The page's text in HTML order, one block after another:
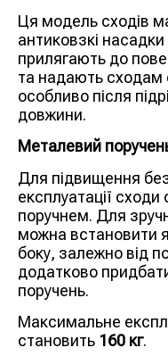
Ця модель сходів
антиковзкі
прилягають до
та надають сходам
особливо після
довжини.
Металевий
Для підвищення
експлуатації
поручнем. Для
можна встановити
боку, залежно від
додатково
поручень.
Максимальне
становить 160 кг.